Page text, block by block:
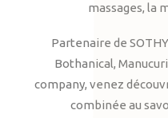
massages, la
Partenaire de
Bothanical,
company, venez
combinée au